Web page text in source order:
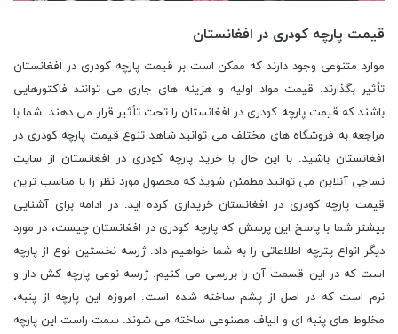
قیمت پارچه کودری در افغانستان
موارد متنوعی وجود دارند که ممکن است بر قیمت پارچه کودری در افغانستان
تأثیر بگذارند. قیمت مواد اولیه و هزینه های جاری می توانند فاکتورهایی
باشند که قیمت پارچه کودری در افغانستان را تحت تأثیر قرار می دهند. شما با
مراجعه به فروشگاه های مختلف می توانید شاهد تنوع قیمت پارچه کودری در
افغانستان باشید. با این حال با خرید پارچه کودری در افغانستان از سایت
نساجی آنلاین می توانید مطمئن شوید که محصول مورد نظر را با مناسب ترین
قیمت پارچه کودری در افغانستان خریداری کرده اید. در ادامه برای آشنایی
بیشتر شما با پاسخ این پرسش که پارچه کودری در افغانستان چیست، در مورد
دیگر انواع پترچه اطلاعاتی را به شما خواهیم داد. ژرسه نخستین نوع از پارچه
است که در این قسمت آن را بررسی می کنیم. ژرسه نوعی پارچه کش دار و
نرم است که در اصل از پشم ساخته شده است. امروزه این پارچه از پنبه،
مخلوط های پنبه ای و الیاف مصنوعی ساخته می شوند. سمت راست این پارچه